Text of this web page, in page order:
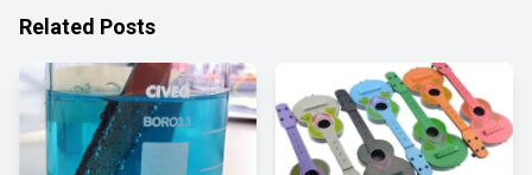
Related Posts